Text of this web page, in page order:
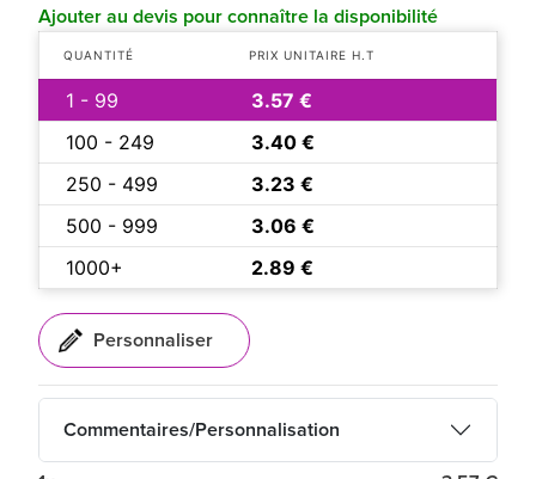
Ajouter au devis pour connaître la disponibilité
QUANTITÉ PRIX UNITAIRE H.T
1 - 99
3.57 €
100 - 249
3.40 €
250 - 499
3.23 €
500 - 999
3.06 €
1000+
2.89 €
Commentaires/Personnalisation